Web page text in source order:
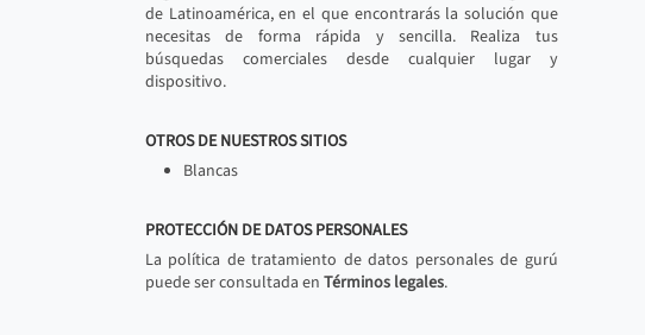
de Latinoamérica, en el que encontrarás la solución que
necesitas de forma rápida y sencilla. Realiza tus
búsquedas comerciales desde cualquier lugar y
dispositivo.
OTROS DE NUESTROS SITIOS
Blancas
PROTECCIÓN DE DATOS PERSONALES
La política de tratamiento de datos personales de gurú
puede ser consultada en Términos legales.